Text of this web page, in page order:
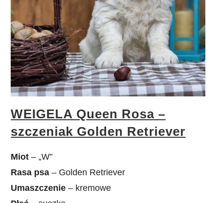
WEIGELA Queen Rosa –
szczeniak Golden Retriever
Miot – „W”
Rasa psa – Golden Retriever
Umaszczenie – kremowe